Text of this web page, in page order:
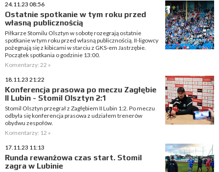
24.11.23 08:56
Ostatnie spotkanie w tym roku przed
własną publicznością
Piłkarze Stomilu Olsztyn w sobotę rozegrają ostatnie
spotkanie w tym roku przed własną publicznością. II-ligowcy
pożegnają się z kibicami w starciu z GKS-em Jastrzębie.
Początek spotkania o godzinie 13:00.
Komentarzy: 22 »
18.11.23 21:22
Konferencja prasowa po meczu Zagłębie
II Lubin - Stomil Olsztyn 2:1
Stomil Olsztyn przegrał z Zagłębiem II Lubin 1:2. Po meczu
odbyła się konferencja prasowa z udziałem trenerów
obydwu zespołów.
Komentarzy: 12 »
17.11.23 11:13
Runda rewanżowa czas start. Stomil
zagra w Lubinie